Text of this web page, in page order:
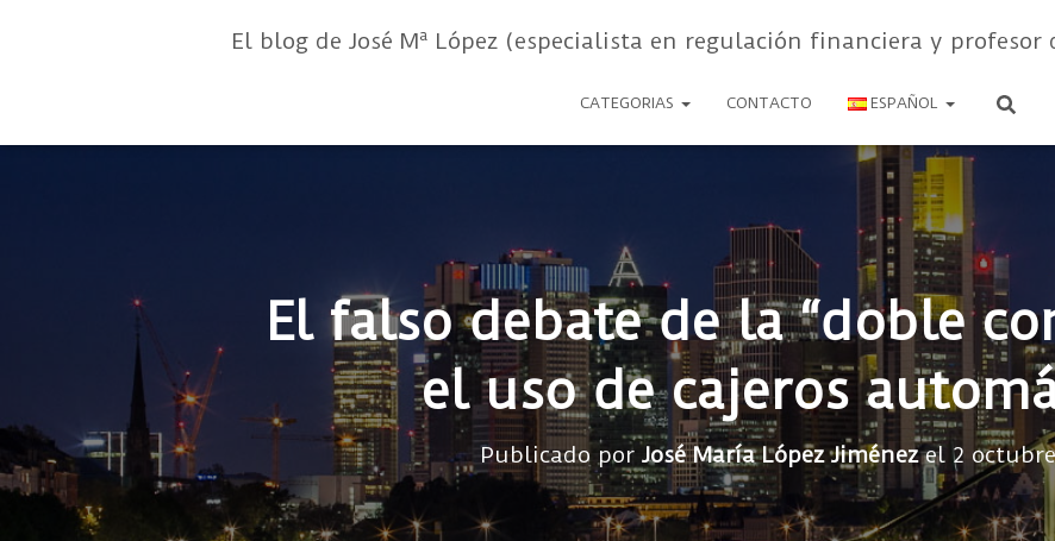
El blog de José Mª López (especialista en regulación financiera y
CATEGORIAS CONTACTO ESPAÑOL
El falso debate de la “doble
el uso de cajeros
Publicado por José María López Jiménezel 2